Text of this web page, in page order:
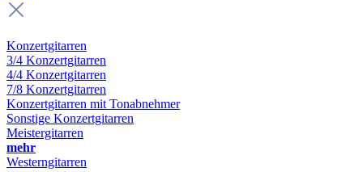
Konzertgitarren
3/4 Konzertgitarren
4/4 Konzertgitarren
7/8 Konzertgitarren
Konzertgitarren mit Tonabnehmer
Sonstige Konzertgitarren
Meistergitarren
mehr
Westerngitarren